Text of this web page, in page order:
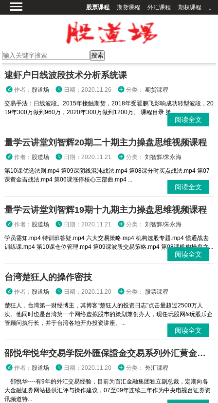
股票课程 期货课程 外汇课程 期权课程 。
期货课程
期权课程
外汇课程
高校课程
逮虾户日线波段技术分析系统课
作者： 股道场 日期：2020.11.26 分类： 期货课程
交易手法：日线波段。2015年接触期货，2018年受翟鹏飞影响成功转型波段，20
19年300万做到960万，2020年300万做到1200万。 课程目录 第...
阅读全文
量学云讲堂刘智辉20期二十期主力操盘思维视频课程
作者： 股道场 日期：2020.11.21 分类： 刘智辉/朱永海
第10课优选法则.mp4 第09课阴线混沌战法.mp4 第08课分时买点战法.mp4 第07
课黄金吉战法.mp4 第06课涨停核心三部曲.mp4 ...
阅读全文
量学云讲堂刘智辉19期十九期主力操盘思维视频课程
作者： 股道场 日期：2020.11.21 分类： 刘智辉/朱永海
学员需知.mp4 特训班答疑.mp4 六大交易策略.mp4 机构选股专题.mp4 惯通战去
训练课.mp4 第10课仓位管理.mp4 第09课波段交易策略.mp4 第08课机构操盘之...
阅读全文
台湾楚狂人的操作密技
作者： 股道场 日期：2020.11.20 分类： 股票课程
楚狂人，台湾第一财经博主，其博客“楚狂人的投资日志”点击量超过2500万人
次。他同时也是台湾第一个网络虚拟股市的策划兼创办人，现任玩股网&玩股乐企
管顾问执行长，并于台湾各地开办投资讲座。...
阅读全文
邵悦华悦华交易学院外匯保證金交易系列外汇黄金原油视频课程
作者： 股道场 日期：2020.11.20 分类： 外汇课程
邵悦华----有9年的外汇交易经验，目前为百汇金融集团独立副总裁，定期向各
大金融证券网站提供汇评与操作建议，07至09年连续三年作为中央电视台证券资
讯频道特...